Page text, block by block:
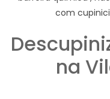
com
na